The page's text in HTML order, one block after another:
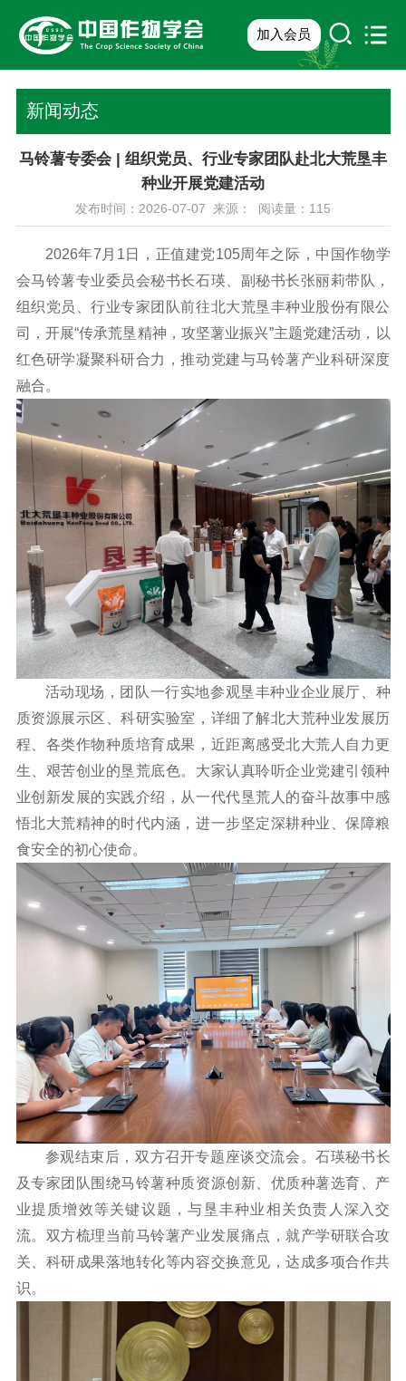
加入会员
新闻动态
马铃薯专委会 | 组织党员、行业专家团队赴北大荒垦丰
种业开展党建活动
发布时间：2026-07-07 来源： 阅读量： 115
2026年7月1日，正值建党105周年之际，中国作物学
会马铃薯专业委员会秘书长石瑛、副秘书长张丽莉带队，
组织党员、行业专家团队前往北大荒垦丰种业股份有限公
司，开展“传承荒垦精神，攻坚薯业振兴”主题党建活动，以
红色研学凝聚科研合力，推动党建与马铃薯产业科研深度
融合。
活动现场，团队一行实地参观垦丰种业企业展厅、种
质资源展示区、科研实验室，详细了解北大荒种业发展历
程、各类作物种质培育成果，近距离感受北大荒人自力更
生、艰苦创业的垦荒底色。大家认真聆听企业党建引领种
业创新发展的实践介绍，从一代代垦荒人的奋斗故事中感
悟北大荒精神的时代内涵，进一步坚定深耕种业、保障粮
食安全的初心使命。
参观结束后，双方召开专题座谈交流会。石瑛秘书长
及专家团队围绕马铃薯种质资源创新、优质种薯选育、产
业提质增效等关键议题，与垦丰种业相关负责人深入交
流。双方梳理当前马铃薯产业发展痛点，就产学研联合攻
关、科研成果落地转化等内容交换意见，达成多项合作共
识。